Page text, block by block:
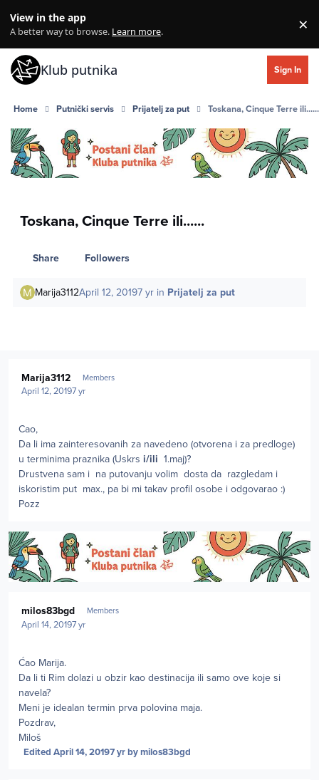
View in the app
A better way to browse. Learn more. ×
Klub putnika Sign In
Home Putnički servis Prijatelj za put Toskana, Cinque Terre ili......
Toskana, Cinque Terre ili......
Share Followers
Marija3112April 12, 20197 yr in Prijatelj za put
Marija3112 Members
April 12, 20197 yr
Cao,
Da li ima zainteresovanih za navedeno (otvorena i za predloge)
u terminima praznika (Uskrs i/ili 1.maj)?
Drustvena sam i na putovanju volim dosta da razgledam i
iskoristim put max., pa bi mi takav profil osobe i odgovarao :)
Pozz
milos83bgd Members
April 14, 20197 yr
Ćao Marija.
Da li ti Rim dolazi u obzir kao destinacija ili samo ove koje si
navela?
Meni je idealan termin prva polovina maja.
Pozdrav,
Miloš
Edited April 14, 20197 yrby milos83bgd